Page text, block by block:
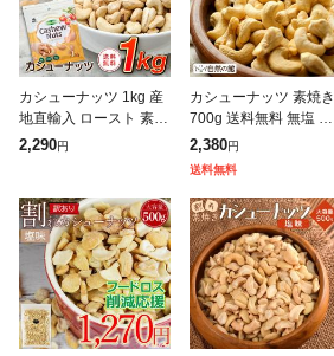
カシューナッツ 1kg 産
地直輸入 ロースト 素焼
き 無塩 無添加 専用ア
2,290円
カシューナッツ 素焼き
700g 送料無料 無塩 無
添加 素焼き ロースト
ナッツ おつまみ ダイエ
ット 家飲み 非常食 保
存食
2,380円
送料無料